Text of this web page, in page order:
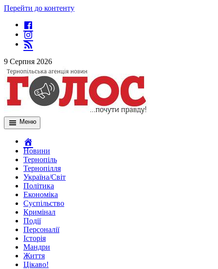
Перейти до контенту
9 Серпня 2026
Меню
Новини
Тернопіль
Тернопілля
Україна/Світ
Політика
Економіка
Суспільство
Кримінал
Події
Персоналії
Історія
Мандри
Життя
Цікаво!